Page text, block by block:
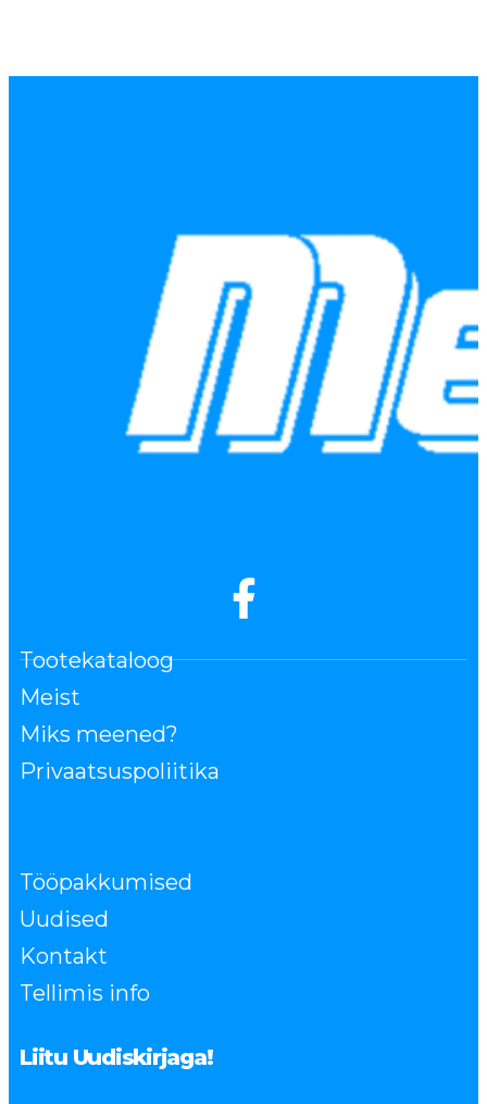
Tootekataloog
Meist
Miks meened?
Privaatsuspoliitika
Tööpakkumised
Uudised
Kontakt
Tellimis info
Liitu Uudiskirjaga!